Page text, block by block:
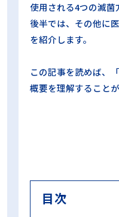
ALL
再生処理の現場
使用される4つの滅菌
後半では、その他に
を紹介します。
この記事を読めば、
概要を理解することが
目次